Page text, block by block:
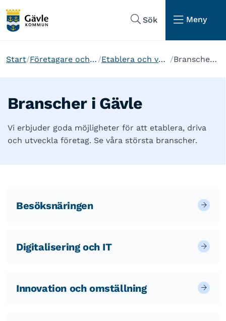
Sök
Meny
Start Företagare och etablering Etablera och verka i Gävle Branscher i Gävle
Branscher i Gävle
Vi erbjuder goda möjligheter för att etablera, driva
och utveckla företag. Se våra största branscher.
Besöksnäringen
Digitalisering och IT
Innovation och omställning